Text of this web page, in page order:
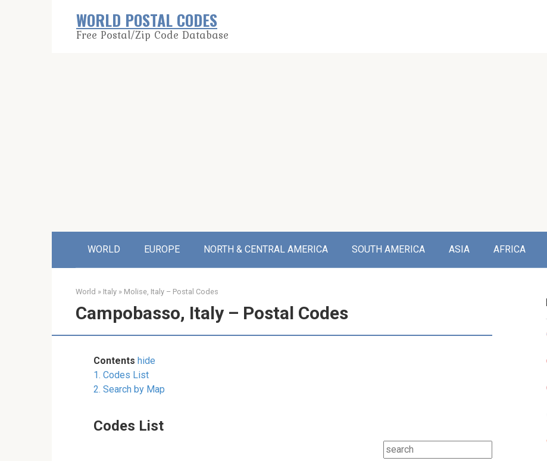
WORLD POSTAL CODES
Free Postal/Zip Code Database
WORLD EUROPE NORTH & CENTRAL AMERICA SOUTH AMERICA ASIA AFRICA
World » Italy » Molise, Italy – Postal Codes
Campobasso, Italy – Postal Codes
Contents hide
1. Codes List
2. Search by Map
Codes List